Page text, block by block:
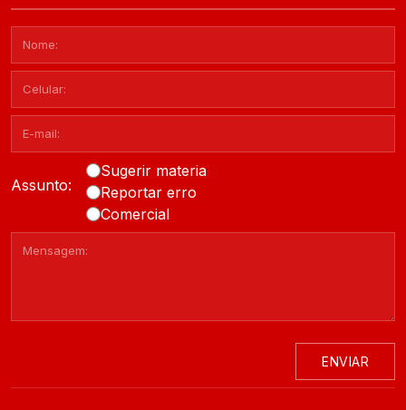
Assunto:
Sugerir materia
Reportar erro
Comercial
ENVIAR